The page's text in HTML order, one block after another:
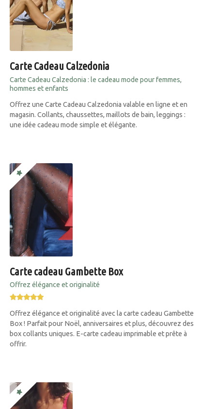
Carte Cadeau Calzedonia
Carte Cadeau Calzedonia : le cadeau mode pour femmes,
hommes et enfants
Offrez une Carte Cadeau Calzedonia valable en ligne et en
magasin. Collants, chaussettes, maillots de bain, leggings :
une idée cadeau mode simple et élégante.
Carte cadeau Gambette Box
Offrez élégance et originalité
Offrez élégance et originalité avec la carte cadeau Gambette
Box ! Parfait pour Noël, anniversaires et plus, découvrez des
box collants uniques. E-carte cadeau imprimable et prête à
offrir.